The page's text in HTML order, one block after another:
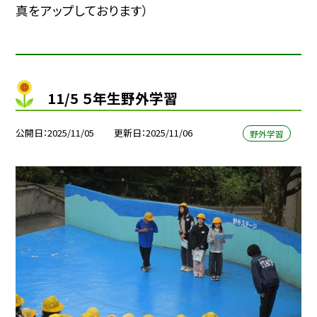
真をアップしております）
11/5 ５年生野外学習
公開日 2025/11/05 更新日 2025/11/06 野外学習